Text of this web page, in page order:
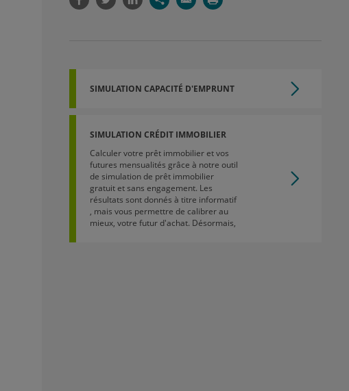
SIMULATION CAPACITÉ D'EMPRUNT
SIMULATION CRÉDIT IMMOBILIER
Calculer votre prêt immobilier et vos
futures mensualités grâce à notre outil
de simulation de prêt immobilier
gratuit et sans engagement. Les
résultats sont donnés à titre informatif
, mais vous permettre de calibrer au
mieux, votre futur d'achat. Désormais,